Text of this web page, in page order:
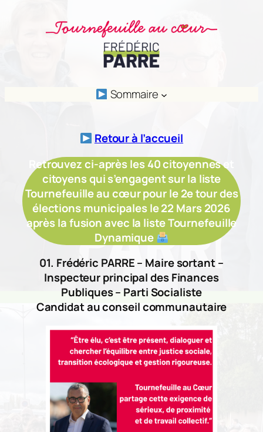
Sommaire
Retour à l’accueil
Retrouvez ci-après les 40 citoyennes et
citoyens qui s’engagent sur la liste
Tournefeuille au cœur pour le 2e tour des
élections municipales le 22 Mars 2026
après la fusion avec la liste Tournefeuille
Dynamique
01. Frédéric PARRE – Maire sortant –
Inspecteur principal des Finances
Publiques – Parti Socialiste
Candidat au conseil communautaire